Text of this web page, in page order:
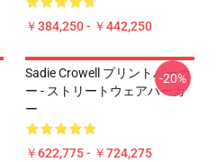
￥384,250 - ￥442,250
Sadie Crowell プリントパーカ
ー - ストリートウェアパーカ
ー
￥622,775 - ￥724,275
-20%